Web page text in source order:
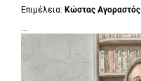
Επιμέλεια: Κώστας Αγοραστός
...